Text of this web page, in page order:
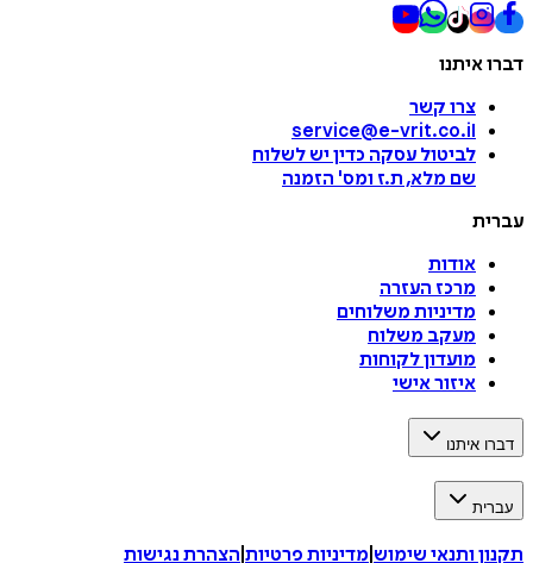
דברו איתנו
צרו קשר
service@e-vrit.co.il
לביטול עסקה כדין יש לשלוח
שם מלא, ת.ז ומס' הזמנה
עברית
אודות
מרכז העזרה
מדיניות משלוחים
מעקב משלוח
מועדון לקוחות
איזור אישי
דברו איתנו
עברית
תקנון ותנאי שימוש מדיניות פרטיות הצהרת נגישות